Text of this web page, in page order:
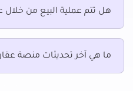
هل تتم عملية البيع من خلال
ما هي آخر تحديثات منصة